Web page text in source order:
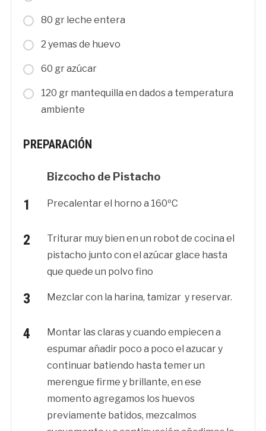
80 gr leche entera
2 yemas de huevo
60 gr azúcar
120 gr mantequilla en dados a temperatura
ambiente
PREPARACIÓN
Bizcocho de Pistacho
Precalentar el horno a 160ºC
Triturar muy bien en un robot de cocina el
pistacho junto con el azúcar glace hasta
que quede un polvo fino
Mezclar con la harina, tamizar y reservar.
Montar las claras y cuando empiecen a
espumar añadir poco a poco el azucar y
continuar batiendo hasta temer un
merengue firme y brillante, en ese
momento agregamos los huevos
previamente batidos, mezcalmos